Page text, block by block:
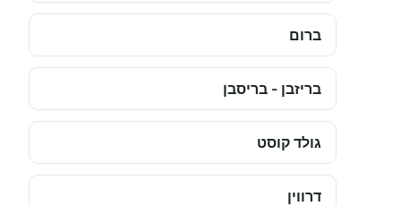
ברום
בריזבן - בריסבן
גולד קוסט
דרווין